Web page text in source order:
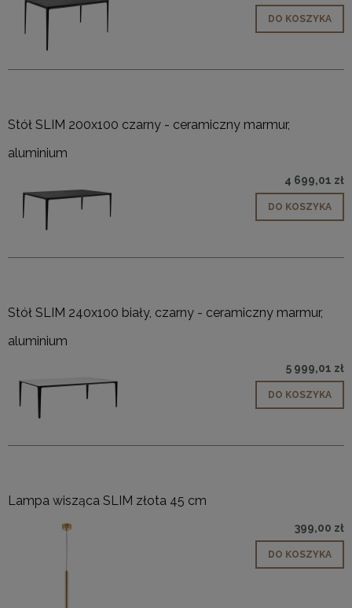
DO KOSZYKA
Stół SLIM 200x100 czarny - ceramiczny marmur,
aluminium
4 699,01 zł
DO KOSZYKA
Stół SLIM 240x100 biały, czarny - ceramiczny marmur,
aluminium
5 999,01 zł
DO KOSZYKA
Lampa wisząca SLIM złota 45 cm
399,00 zł
DO KOSZYKA